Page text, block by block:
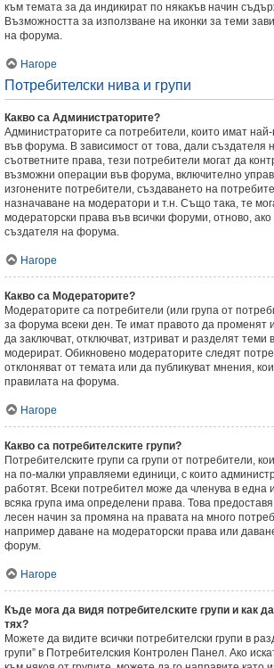
към темата за да индикират по някакъв начин
Възможността за използване на иконки за теми
на форума.
Нагоре
Потребителски нива и групи
Какво са Администраторите?
Администраторите са потребители, които имат
във форума. В зависимост от това, дали създателя
съответните права, тези потребители могат да
възможни операции във форума, включително
изгонените потребители, създаването на
назначаване на модератори и т.н. Също така, те
модераторски права във всички форуми, отново,
създателя на форума.
Нагоре
Какво са Модераторите?
Модераторите са потребители (или група от
за форума всеки ден. Те имат правото да променят
да заключват, отключват, изтриват и разделят теми
модерират. Обикновено модераторите следят
отклоняват от темата или да публикуват мнения,
правилата на форума.
Нагоре
Какво са потребителските групи?
Потребителските групи са групи от потребители,
на по-малки управляеми единици, с които
работят. Всеки потребител може да членува в една
всяка група има определени права. Това
лесен начин за промяна на правата на много
например даване на модераторски права или
форум.
Нагоре
Къде мога да видя потребителските групи и как
тях?
Можете да видите всички потребителски групи в
групи” в Потребителския Контролен Панел. Ако